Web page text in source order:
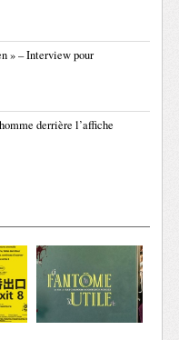
» – Interview pour
derrière l’affiche